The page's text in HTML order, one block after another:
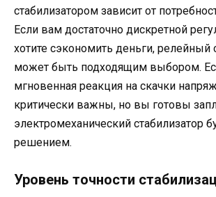
стабилизатором зависит от
Если вам достаточно дискретной
хотите сэкономить деньги, релейный
может быть подходящим выбором.
мгновенная реакция на скачки
критически важны, но вы готовы
электромеханический стабилизатор
решением.
Уровень точности